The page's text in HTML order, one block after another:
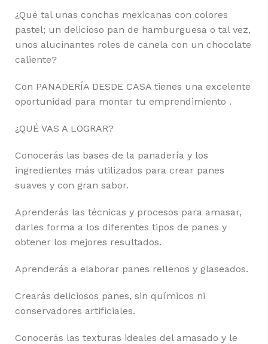
¿Qué tal unas conchas mexicanas con colores
pastel; un delicioso pan de hamburguesa o tal vez,
unos alucinantes roles de canela con un chocolate
caliente?
Con PANADERÍA DESDE CASA tienes una excelente
oportunidad para montar tu emprendimiento .
¿QUÉ VAS A LOGRAR?
Conocerás las bases de la panadería y los
ingredientes más utilizados para crear panes
suaves y con gran sabor.
Aprenderás las técnicas y procesos para amasar,
darles forma a los diferentes tipos de panes y
obtener los mejores resultados.
Aprenderás a elaborar panes rellenos y glaseados.
Crearás deliciosos panes, sin químicos ni
conservadores artificiales.
Conocerás las texturas ideales del amasado y le